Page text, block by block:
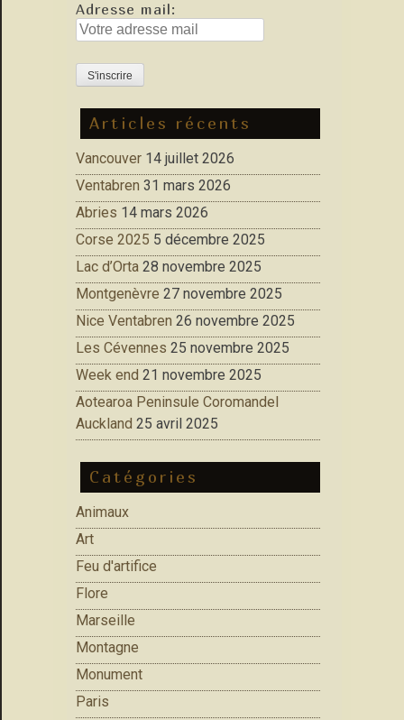
Adresse mail:
Articles récents
Vancouver 14 juillet 2026
Ventabren 31 mars 2026
Abries 14 mars 2026
Corse 2025 5 décembre 2025
Lac d’Orta 28 novembre 2025
Montgenèvre 27 novembre 2025
Nice Ventabren 26 novembre 2025
Les Cévennes 25 novembre 2025
Week end 21 novembre 2025
Aotearoa Peninsule Coromandel
Auckland 25 avril 2025
Catégories
Animaux
Art
Feu d'artifice
Flore
Marseille
Montagne
Monument
Paris